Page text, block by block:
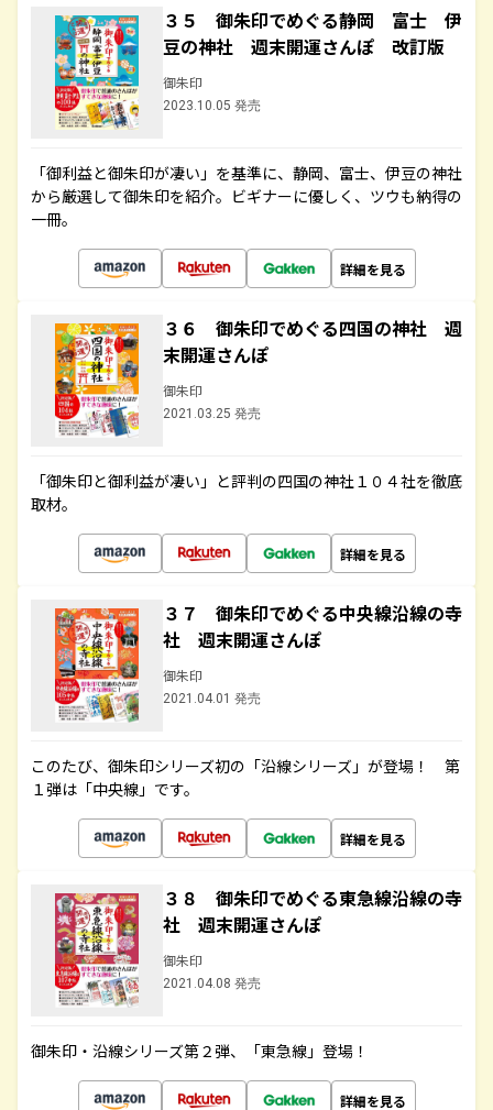
３５ 御朱印でめぐる静岡 富士 伊
豆の神社 週末開運さんぽ 改訂版
御朱印
2023.10.05 発売
「御利益と御朱印が凄い」を基準に、静岡、富士、伊豆の神社
から厳選して御朱印を紹介。ビギナーに優しく、ツウも納得の
一冊。
詳細を見る
３６ 御朱印でめぐる四国の神社 週
末開運さんぽ
御朱印
2021.03.25 発売
「御朱印と御利益が凄い」と評判の四国の神社１０４社を徹底
取材。
詳細を見る
３７ 御朱印でめぐる中央線沿線の寺
社 週末開運さんぽ
御朱印
2021.04.01 発売
このたび、御朱印シリーズ初の「沿線シリーズ」が登場！ 第
１弾は「中央線」です。
詳細を見る
３８ 御朱印でめぐる東急線沿線の寺
社 週末開運さんぽ
御朱印
2021.04.08 発売
御朱印・沿線シリーズ第２弾、「東急線」登場！
詳細を見る